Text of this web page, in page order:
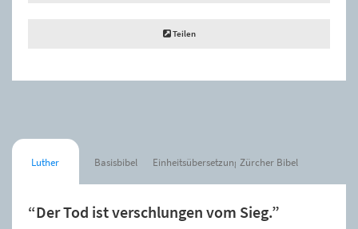
Teilen
Luther Basisbibel Einheitsübersetzung Zürcher Bibel
“Der Tod ist verschlungen vom Sieg.”